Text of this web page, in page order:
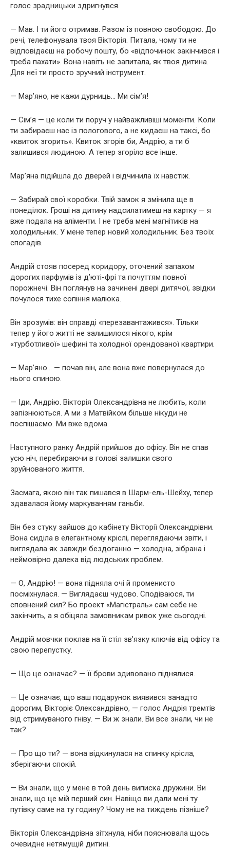
голос зрадницьки здригнувся.
— Мав. І ти його отримав. Разом із повною свободою. До
речі, телефонувала твоя Вікторія. Питала, чому ти не
відповідаєш на робочу пошту, бо «відпочинок закінчився і
треба пахати». Вона навіть не запитала, як твоя дитина.
Для неї ти просто зручний інструмент.
— Мар’яно, не кажи дурниць… Ми сім’я!
— Сім’я — це коли ти поруч у найважливіші моменти. Коли
ти забираєш нас із пологового, а не кидаєш на таксі, бо
«квиток згорить». Квиток згорів би, Андрію, а ти б
залишився людиною. А тепер згоріло все інше.
Мар’яна підійшла до дверей і відчинила їх навстіж.
— Забирай свої коробки. Твій замок я змінила ще в
понеділок. Гроші на дитину надсилатимеш на картку — я
вже подала на аліменти. І не треба мені магнітиків на
холодильник. У мене тепер новий холодильник. Без твоїх
спогадів.
Андрій стояв посеред коридору, оточений запахом
дорогих парфумів із д’юті-фрі та почуттям повної
порожнечі. Він поглянув на зачинені двері дитячої, звідки
почулося тихе сопіння малюка.
Він зрозумів: він справді «перезавантажився». Тільки
тепер у його житті не залишилося нікого, крім
«турботливої» шефині та холодної орендованої квартири.
— Мар’яно… — почав він, але вона вже повернулася до
нього спиною.
— Іди, Андрію. Вікторія Олександрівна не любить, коли
запізнюються. А ми з Матвійком більше нікуди не
поспішаємо. Ми вже вдома.
Наступного ранку Андрій прийшов до офісу. Він не спав
усю ніч, перебираючи в голові залишки свого
зруйнованого життя.
Засмага, якою він так пишався в Шарм-ель-Шейху, тепер
здавалася йому маркуванням ганьби.
Він без стуку зайшов до кабінету Вікторії Олександрівни.
Вона сиділа в елегантному кріслі, переглядаючи звіти, і
виглядала як завжди бездоганно — холодна, зібрана і
неймовірно далека від людських проблем.
— О, Андрію! — вона підняла очі й променисто
посміхнулася. — Виглядаєш чудово. Сподіваюся, ти
сповнений сил? Бо проект «Магістраль» сам себе не
закінчить, а я обіцяла замовникам ривок уже сьогодні.
Андрій мовчки поклав на її стіл зв’язку ключів від офісу та
свою перепустку.
— Що це означає? — її брови здивовано піднялися.
— Це означає, що ваш подарунок виявився занадто
дорогим, Вікторіє Олександрівно, — голос Андрія тремтів
від стримуваного гніву. — Ви ж знали. Ви все знали, чи не
так?
— Про що ти? — вона відкинулася на спинку крісла,
зберігаючи спокій.
— Ви знали, що у мене в той день виписка дружини. Ви
знали, що це мій перший син. Навіщо ви дали мені ту
путівку саме на ту годину? Чому не на тиждень пізніше?
Вікторія Олександрівна зітхнула, ніби пояснювала щось
очевидне нетямущій дитині.